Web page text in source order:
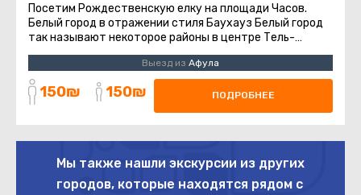
Посетим Рождественскую елку на площади Часов.
Белый город в отражении стиля Баухауз Белый город
так называют некоторое районы в центре Тель-
Авива.Эти районы имеют высокую ...
Выезд из Афула
150₪ 150₪ ПОДРОБНЕЕ
Мы также нашли экскурсии из других
городов, которые находятся рядом с